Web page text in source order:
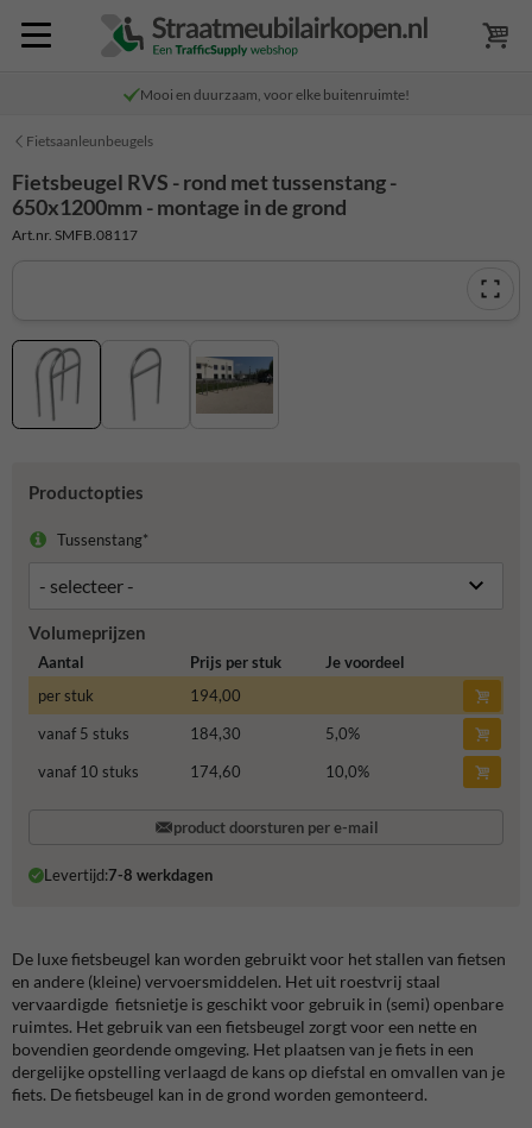
Mooi en duurzaam, voor elke buitenruimte!
Fietsaanleunbeugels
Fietsbeugel RVS - rond met tussenstang -
650x1200mm - montage in de grond
Art.nr. SMFB.08117
Productopties
Tussenstang*
Volumeprijzen
Aantal Prijs per stuk
Je voordeel
per stuk
194,00
vanaf 5 stuks
184,30 5,0%
vanaf 10 stuks
174,60 10,0%
product doorsturen per e-mail
Levertijd:7-8 werkdagen
De luxe fietsbeugel kan worden gebruikt voor het stallen van fietsen
en andere (kleine) vervoersmiddelen. Het uit roestvrij staal
vervaardigde fietsnietje is geschikt voor gebruik in (semi) openbare
ruimtes. Het gebruik van een fietsbeugel zorgt voor een nette en
bovendien geordende omgeving. Het plaatsen van je fiets in een
dergelijke opstelling verlaagd de kans op diefstal en omvallen van je
fiets. De fietsbeugel kan in de grond worden gemonteerd.